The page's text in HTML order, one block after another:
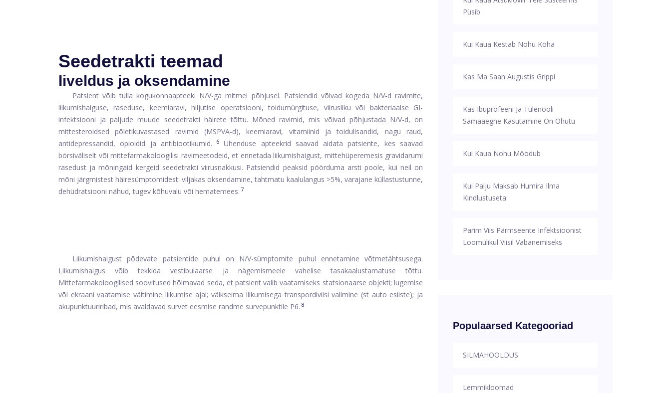
Seedetrakti teemad
Iiveldus ja oksendamine
Patsient võib tulla kogukonnaapteeki N/V-ga mitmel põhjusel. Patsiendid võivad kogeda N/V-d ravimite,
liikumishaiguse, raseduse, keemiaravi, hiljutise operatsiooni, toidumürgituse, viirusliku või bakteriaalse GI-
infektsiooni ja paljude muude seedetrakti häirete tõttu. Mõned ravimid, mis võivad põhjustada N/V-d, on
mittesteroidsed põletikuvastased ravimid (MSPVA-d), keemiaravi, vitamiinid ja toidulisandid, nagu raud,
antidepressandid, opioidid ja antibiootikumid. 6
Ühenduse apteekrid saavad aidata patsiente, kes saavad
börsiväliselt või mittefarmakoloogilisi ravimeetodeid, et ennetada liikumishaigust, mittehüperemesis gravidarumi
rasedust ja mõningaid kergeid seedetrakti viirusnakkusi. Patsiendid peaksid pöörduma arsti poole, kui neil on
mõni järgmistest häiresümptomidest: viljakas oksendamine, tahtmatu kaalulangus >5%, varajane küllastustunne,
dehüdratsiooni nähud, tugev kõhuvalu või hematemees. 7
Liikumishaigust põdevate patsientide puhul on N/V-sümptomite puhul ennetamine võtmetähtsusega.
Liikumishaigus võib tekkida vestibulaarse ja nägemismeele vahelise tasakaalustamatuse tõttu.
Mittefarmakoloogilised soovitused hõlmavad seda, et patsient valib vaatamiseks statsionaarse objekti; lugemise
või ekraani vaatamise vältimine liikumise ajal; väikseima liikumisega transpordiviisi valimine (st auto esiiste); ja
akupunktuuriribad, mis avaldavad survet eesmise randme survepunktile P6. 8
Püsib
Kui Kaua Kestab Nohu Köha
Kas Ma Saan Augustis Grippi
Kas Ibuprofeeni Ja Tülenooli
Samaaegne Kasutamine On Ohutu
Kui Kaua Nohu Möödub
Kui Palju Maksab Humira Ilma
Kindlustuseta
Parim Viis Pärmseente Infektsioonist
Loomulikul Viisil Vabanemiseks
Populaarsed Kategooriad
SILMAHOOLDUS
Lemmikloomad